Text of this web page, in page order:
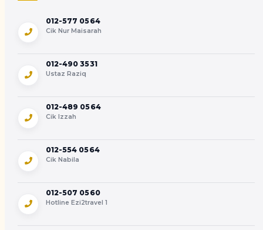
012-577 0564
Cik Nur Maisarah
012-490 3531
Ustaz Raziq
012-489 0564
Cik Izzah
012-554 0564
Cik Nabila
012-507 0560
Hotline Ezi2travel 1